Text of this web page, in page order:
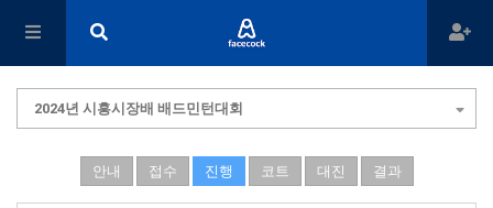
2024년 시흥시장배 배드민턴대회
안내 접수 진행 코트 대진 결과